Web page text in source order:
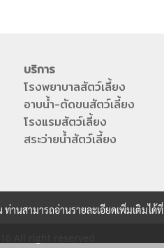
บริการ
โรงพยาบาลสัตว์เลี้ยง
อาบน้ำ-ตัดขนสัตว์เลี้ยง
โรงแรมสัตว์เลี้ยง
สระว่ายน้ำสัตว์เลี้ยง
านสามารถอ่านรายละเอียดเพิ่มเติมได้ที่